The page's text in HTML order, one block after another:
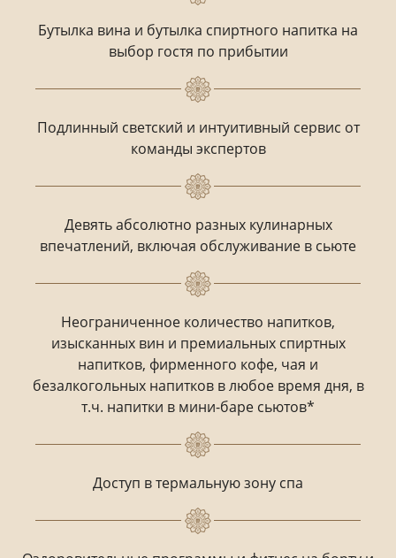
Бутылка вина и бутылка спиртного напитка на
выбор гостя по прибытии
Подлинный светский и интуитивный сервис от
команды экспертов
Девять абсолютно разных кулинарных
впечатлений, включая обслуживание в сьюте
Неограниченное количество напитков,
изысканных вин и премиальных спиртных
напитков, фирменного кофе, чая и
безалкогольных напитков в любое время дня, в
т.ч. напитки в мини-баре сьютов*
Доступ в термальную зону спа